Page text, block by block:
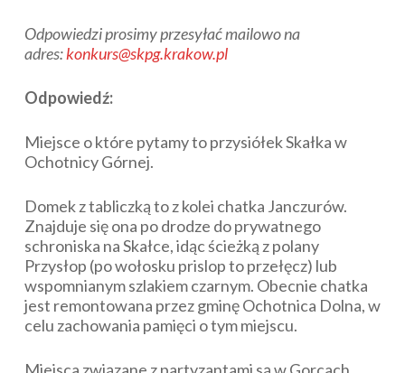
Odpowiedzi prosimy przesyłać mailowo na
adres:konkurs@skpg.krakow.pl
Odpowiedź:
Miejsce o które pytamy to przysiółek Skałka w
Ochotnicy Górnej.
Domek z tabliczką to z kolei chatka Janczurów.
Znajduje się ona po drodze do prywatnego
schroniska na Skałce, idąc ścieżką z polany
Przysłop (po wołosku prislop to przełęcz) lub
wspomnianym szlakiem czarnym. Obecnie chatka
jest remontowana przez gminę Ochotnica Dolna, w
celu zachowania pamięci o tym miejscu.